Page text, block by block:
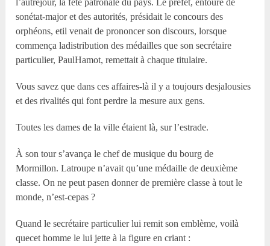
l’autrejour, la fête patronale du pays. Le préfet, entouré de
sonétat-major et des autorités, présidait le concours des
orphéons, etil venait de prononcer son discours, lorsque
commença ladistribution des médailles que son secrétaire
particulier, PaulHamot, remettait à chaque titulaire.
Vous savez que dans ces affaires-là il y a toujours desjalousies
et des rivalités qui font perdre la mesure aux gens.
Toutes les dames de la ville étaient là, sur l’estrade.
À son tour s’avança le chef de musique du bourg de
Mormillon. Latroupe n’avait qu’une médaille de deuxième
classe. On ne peut pasen donner de première classe à tout le
monde, n’est-cepas ?
Quand le secrétaire particulier lui remit son emblème, voilà
quecet homme le lui jette à la figure en criant :